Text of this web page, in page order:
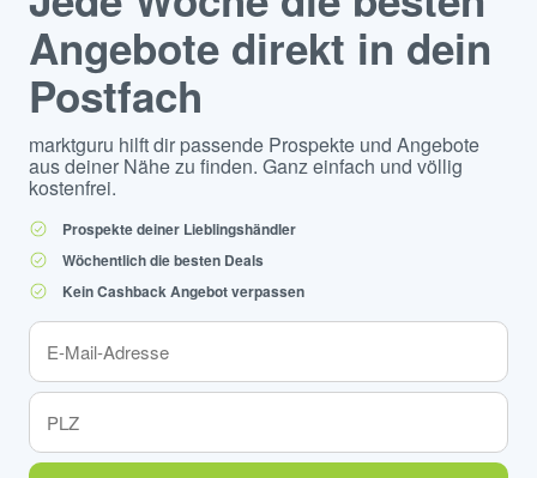
Angebote direkt in dein
Postfach
marktguru hilft dir passende Prospekte und Angebote
aus deiner Nähe zu finden. Ganz einfach und völlig
kostenfrei.
Prospekte deiner Lieblingshändler
Wöchentlich die besten Deals
Kein Cashback Angebot verpassen